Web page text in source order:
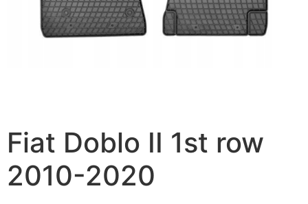
Fiat Doblo II 1st row
2010-2020